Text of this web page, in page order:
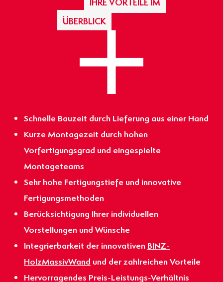
ÜBERBLICK
Schnelle Bauzeit durch Lieferung aus einer Hand
Kurze Montagezeit durch hohen
Vorfertigungsgrad und eingespielte
Montageteams
Sehr hohe Fertigungstiefe und innovative
Fertigungsmethoden
Berücksichtigung Ihrer individuellen
Vorstellungen und Wünsche
Integrierbarkeit der innovativen BINZ-
HolzMassivWand und der zahlreichen Vorteile
Hervorragendes Preis-Leistungs-Verhältnis